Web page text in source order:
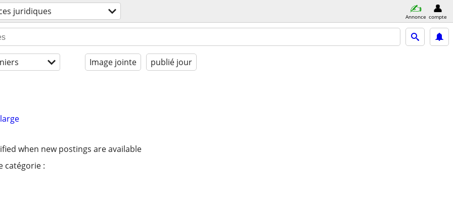
juridiques Annonce compte
Image jointe publié jour
when new postings are available
catégorie :